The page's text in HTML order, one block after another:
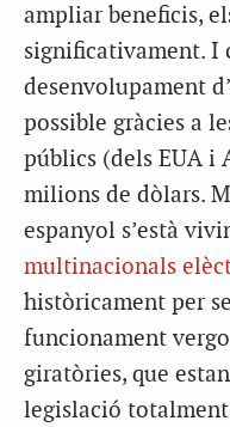
ampliar beneficis,
significativament. I
desenvolupament
possible gràcies a
públics (dels EUA i
milions de dòlars.
espanyol s’està
multinacionals
històricament per
funcionament
giratòries, que
legislació